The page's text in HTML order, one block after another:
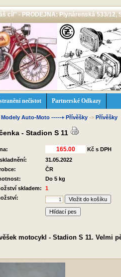
cíl'' - PRODEJNA: Plynárenská 533/12,
nečistot Partnerské Odkazy
Modely Auto-Moto -----+ Přívěšky -> Přívěšky
- Stadion S 11
Kč s DPH
31.05.2022
ČR
Do 5 kg
skladem:
1
Hlídací pes
motocykl - Stadion S 11. Velmi